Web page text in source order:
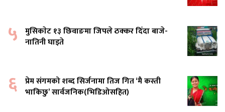
५ मुसिकाेट १३ छिवाङमा जिपले ठक्कर दिँदा बाजे-
नातिनी घाइते
६ प्रेम संगमको शब्द सिर्जनामा तिज गित ‘मै कस्ती
भाकिछु’ सार्वजनिक(भिडिओसहित)